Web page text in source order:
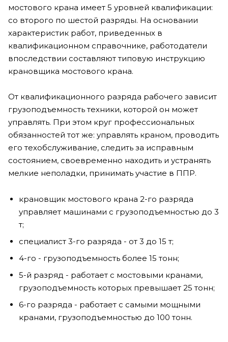
мостового крана имеет 5 уровней квалификации:
со второго по шестой разряды. На основании
характеристик работ, приведенных в
квалификационном справочнике, работодатели
впоследствии составляют типовую инструкцию
крановщика мостового крана.
От квалификационного разряда рабочего зависит
грузоподъемность техники, которой он может
управлять. При этом круг профессиональных
обязанностей тот же: управлять краном, проводить
его техобслуживание, следить за исправным
состоянием, своевременно находить и устранять
мелкие неполадки, принимать участие в ППР.
крановщик мостового крана 2-го разряда
управляет машинами с грузоподъемностью до 3
т;
специалист 3-го разряда - от 3 до 15 т;
4-го - грузоподъемность более 15 тонн;
5-й разряд - работает с мостовыми кранами,
грузоподъемность которых превышает 25 тонн;
6-го разряда - работает с самыми мощными
кранами, грузоподъемностью до 100 тонн.